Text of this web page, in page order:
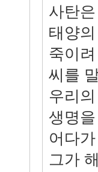
사탄
태양
죽이
씨를
우리
생명
어다
그가